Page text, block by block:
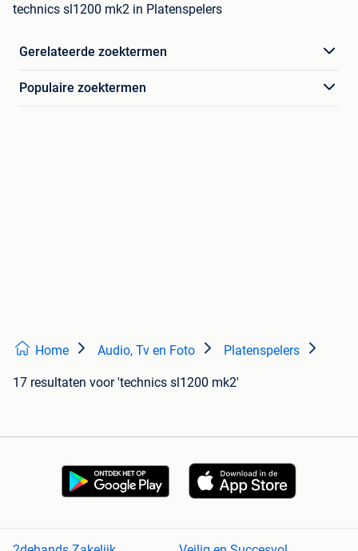
technics sl1200 mk2 in Platenspelers
Gerelateerde zoektermen
Populaire zoektermen
Home Audio, Tv en Foto Platenspelers
17 resultaten voor 'technics sl1200 mk2'